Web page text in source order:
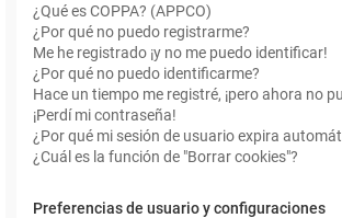
¿Qué es COPPA? (APPCO)
¿Por qué no puedo registrarme?
Me he registrado ¡y no me puedo identificar!
¿Por qué no puedo identificarme?
Hace un tiempo me registré, ¡pero ahora no
¡Perdí mi contraseña!
¿Por qué mi sesión de usuario expira
¿Cuál es la función de "Borrar cookies"?
Preferencias de usuario y configuraciones